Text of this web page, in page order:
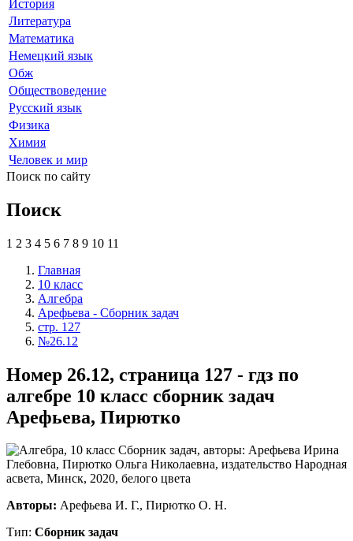
История
Литература
Математика
Немецкий язык
Обж
Обществоведение
Русский язык
Физика
Химия
Человек и мир
Поиск по сайту
Поиск
1 2 3 4 5 6 7 8 9 10 11
Главная
10 класс
Алгебра
Арефьева - Сборник задач
стр. 127
№26.12
Номер 26.12, страница 127 - гдз по
алгебре 10 класс сборник задач
Арефьева, Пирютко
Авторы: Арефьева И. Г., Пирютко О. Н.
Тип: Сборник задач